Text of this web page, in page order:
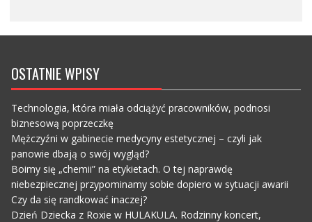
OSTATNIE WPISY
Technologia, która miała odciążyć pracowników, podnosi
biznesową poprzeczkę
Mężczyźni w gabinecie medycyny estetycznej – czyli jak
panowie dbają o swój wygląd?
Boimy się „chemii” na etykietach. O tej naprawdę
niebezpiecznej przypominamy sobie dopiero w sytuacji awarii
Czy da się randkować inaczej?
Dzień Dziecka z Roxie w HULAKULA. Rodzinny koncert,